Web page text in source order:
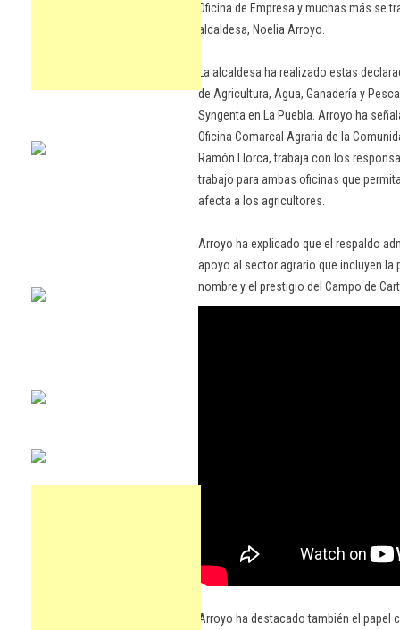
Oficina de Empresa y muchas más se
alcaldesa, Noelia Arroyo.
La alcaldesa ha realizado estas
de Agricultura, Agua, Ganadería y
Syngenta en La Puebla. Arroyo ha
Oficina Comarcal Agraria de la
Ramón Llorca, trabaja con los
trabajo para ambas oficinas que
afecta a los agricultores.
Arroyo ha explicado que el respaldo
apoyo al sector agrario que incluyen
nombre y el prestigio del Campo de
Arroyo ha destacado también el papel